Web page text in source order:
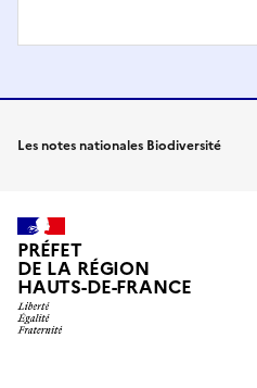
Les notes nationales Biodiversité
PRÉFET
DE LA RÉGION
HAUTS-DE-FRANCE